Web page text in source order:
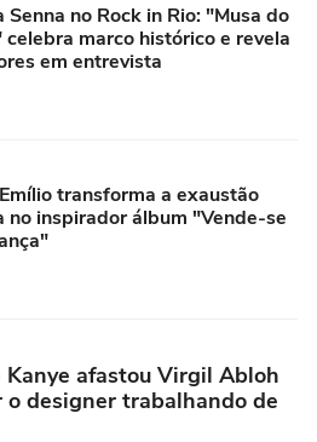
Senna no Rock in Rio: "Musa do
celebra marco histórico e revela
em entrevista
transforma a exaustão
no inspirador álbum "Vende-se
afastou Virgil Abloh
o designer trabalhando de